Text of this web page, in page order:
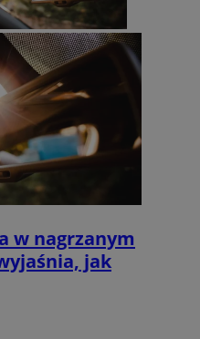
w nagrzanym
jak